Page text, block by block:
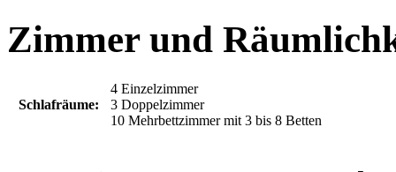
Zimmer und
Schlafräume:
4 Einzelzimmer
3 Doppelzimmer
10 Mehrbettzimmer mit 3 bis 8 Betten